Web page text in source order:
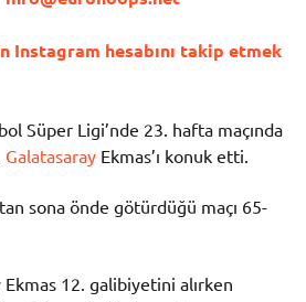
Instagram hesabını takip etmek
Süper Ligi’nde 23. hafta maçında
Galatasaray Ekmas’ı konuk etti.
sona önde götürdüğü maçı 65-
12. galibiyetini alırken